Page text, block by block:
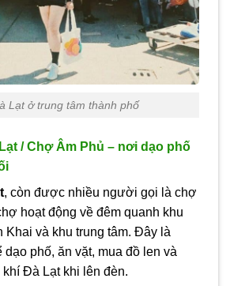
Lạt ở trung tâm thành phố
/ Chợ Âm Phủ – nơi dạo phố
, còn được nhiều người gọi là chợ
hoạt động về đêm quanh khu
Khai và khu trung tâm. Đây là
phố, ăn vặt, mua đồ len và
Đà Lạt khi lên đèn.